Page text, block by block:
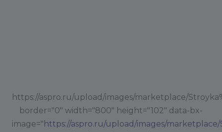
https://aspro.ru/upload/images/marketplace/
border="0" width="800" height="102" data-bx-
image=" https://aspro.ru/upload/images/